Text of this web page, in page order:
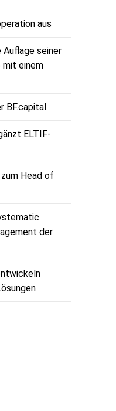
aus
seiner
mit einem
BF.capital
ELTIF-
Head of
der